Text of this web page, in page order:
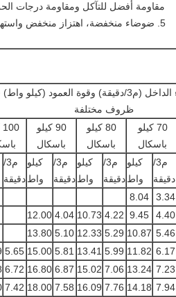
مقاومة أفضل للتآكل ومقاومة درجات
5. ضوضاء منخفضة، اهتزاز منخفض واستهلاك للطاقة.
تدفق الهواء الداخل (م3/دقيقة) وقوة العمود (كيلو
ظروف مختلفة
70 كيلو
باسكال
80 كيلو
باسكال
90 كيلو
باسكال
م3/
دقيقة
كيلو
واط
م3/
دقيقة
كيلو
واط
م3/
دقيقة
كيلو
واط
م3/
دقيقة
3.34
8.04
4.40
9.45
4.22
10.73
4.04
12.00
5.46
10.87
5.29
12.33
5.10
13.80
6.17
11.82
5.99
13.41
5.81
15.00
5.65
7.23
13.24
7.06
15.02
6.87
16.80
6.72
7.94
14.18
7.76
16.09
7.58
18.00
7.42